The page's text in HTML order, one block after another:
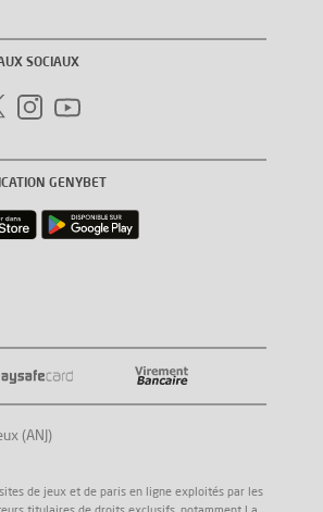
SOCIAUX
GENYBET
(ANJ)
de jeux et de paris en ligne exploités par les